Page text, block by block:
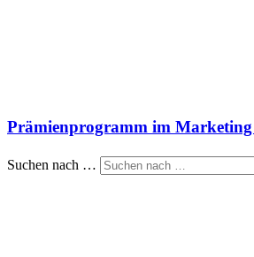
Prämienprogramm im
Suchen nach …